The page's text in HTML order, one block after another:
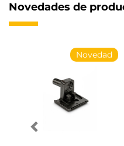
Novedades de
Novedad